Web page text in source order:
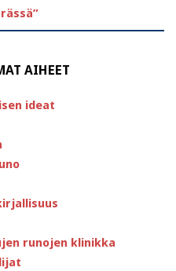
AIHEET
ideat
runojen klinikka